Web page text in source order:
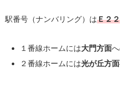
駅番号（ナンバリング）はＥ２２
１番線ホームには大門方面
２番線ホームには光が丘方面